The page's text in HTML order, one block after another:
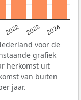
2022 2023 2024
voor de
grafiek
herkomst uit
van buiten
jaar.